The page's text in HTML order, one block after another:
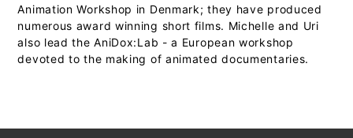
Animation Workshop in Denmark; they have produced
numerous award winning short films. Michelle and Uri
also lead the AniDox:Lab - a European workshop
devoted to the making of animated documentaries.